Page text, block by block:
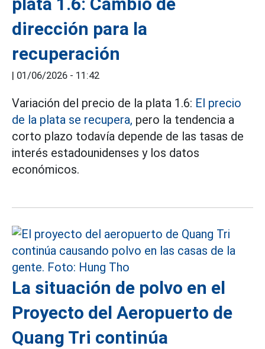
dirección para la
recuperación
| 01/06/2026 - 11:42
Variación del precio de la plata 1.6: El precio
de la plata se recupera, pero la tendencia a
corto plazo todavía depende de las tasas de
interés estadounidenses y los datos
económicos.
La situación de polvo en el
Proyecto del Aeropuerto de
Quang Tri continúa